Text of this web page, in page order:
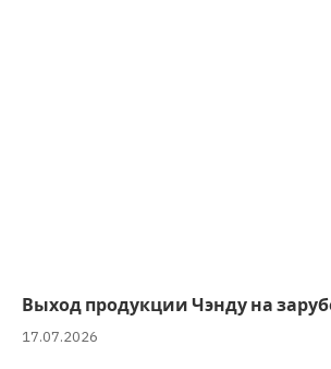
Выход продукции Чэнду на
17.07.2026